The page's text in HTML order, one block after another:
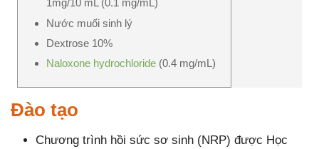
1mg/10 mL (0.1 mg/mL)
Nước muối sinh lý
Dextrose 10%
Naloxone hydrochloride (0.4 mg/mL)
Đào tạo
Chương trình hồi sức sơ sinh (NRP) được Học